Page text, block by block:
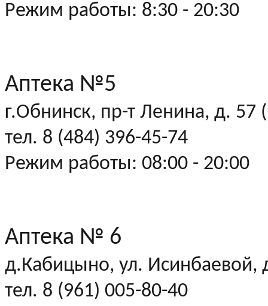
Режим работы: 8:30 - 20:30
Аптека №5
г.Обнинск, пр-т Ленина, д. 57
тел. 8 (484) 396-45-74
Режим работы: 08:00 - 20:00
Аптека № 6
д.Кабицыно, ул. Исинбаевой,
тел. 8 (961) 005-80-40